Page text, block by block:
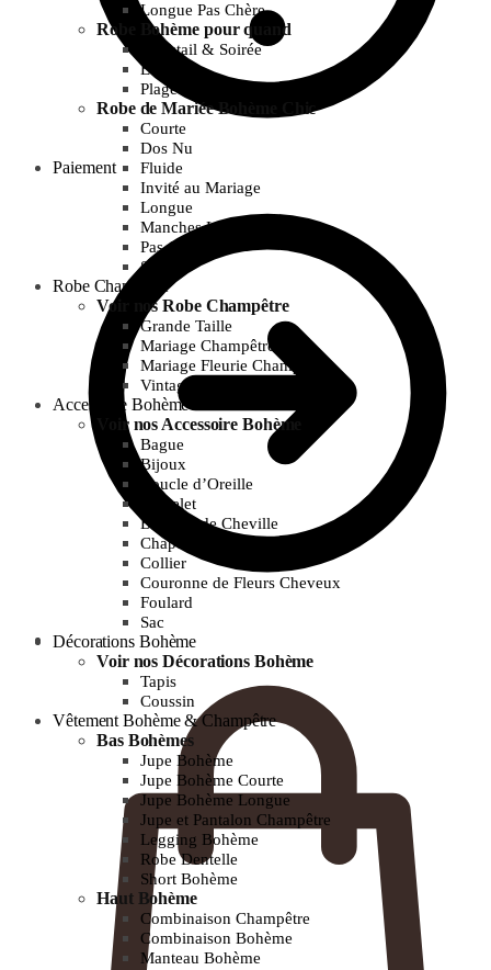
Paiement
0.00€
Longue Pas Chère
Robe Bohème pour quand
Cocktail & Soirée
Été
Plage
Robe de Mariée Bohème Chic
Courte
Dos Nu
Fluide
Invité au Mariage
Longue
Manches Longues
Pas Chère
Simple
Robe Champêtre
Voir nos Robe Champêtre
Grande Taille
Mariage Champêtre
Mariage Fleurie Champêtre
Vintage et Guinguette
Accessoire Bohème
Voir nos Accessoire Bohème
Bague
Bijoux
Boucle d’Oreille
Bracelet
Bracelet de Cheville
Chapeau de paille
Collier
Couronne de Fleurs Cheveux
Foulard
Sac
Décorations Bohème
Voir nos Décorations Bohème
Tapis
Coussin
Vêtement Bohème & Champêtre
Bas Bohèmes
Jupe Bohème
Jupe Bohème Courte
Jupe Bohème Longue
Jupe et Pantalon Champêtre
Legging Bohème
Robe Dentelle
Short Bohème
Haut Bohème
Combinaison Champêtre
Combinaison Bohème
Manteau Bohème